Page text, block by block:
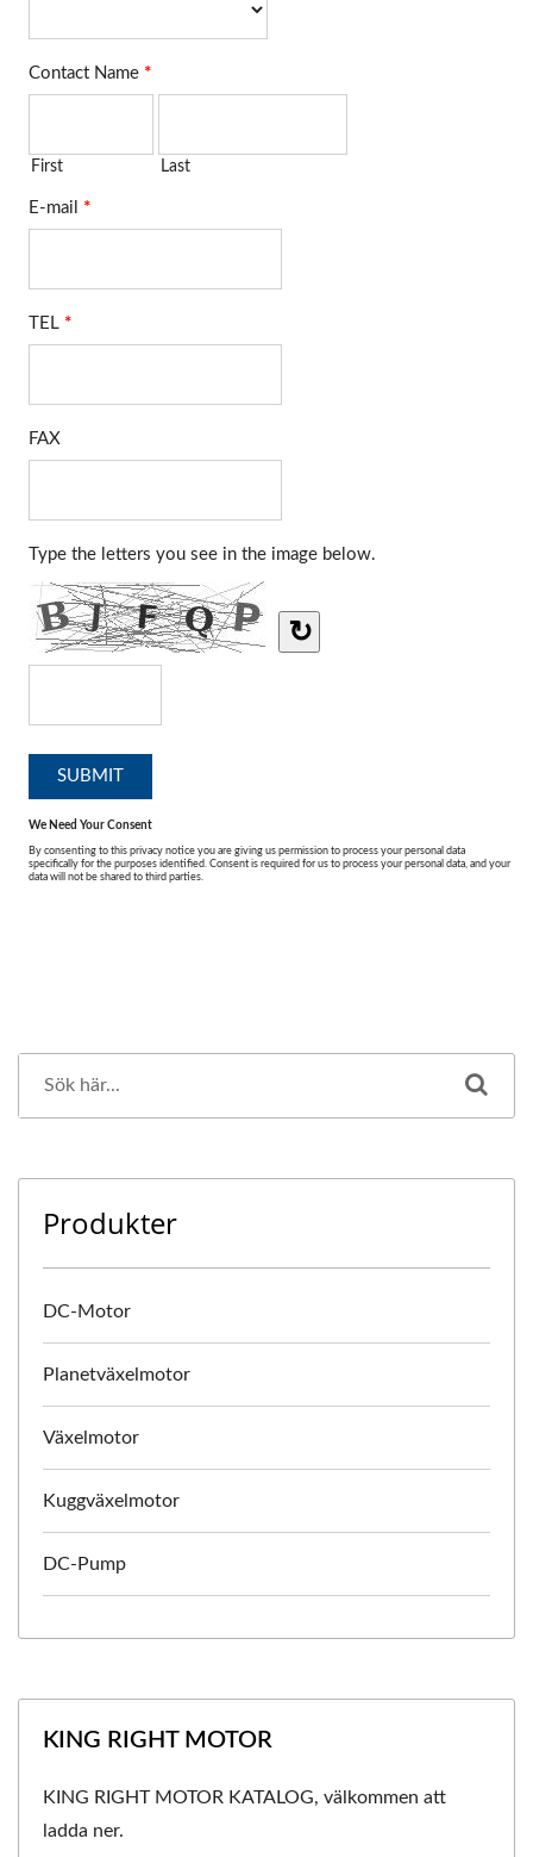
Produkter
DC-Motor
Planetväxelmotor
Växelmotor
Kuggväxelmotor
DC-Pump
KING RIGHT MOTOR
KING RIGHT MOTOR KATALOG, välkommen att
ladda ner.